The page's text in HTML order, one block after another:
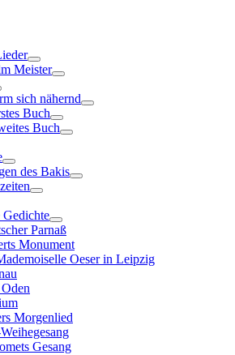
Meister
sich nähernd
Buch
Buch
des Bakis
Gedichte
Parnaß
Monument
Oeser in Leipzig
Morgenlied
Gesang